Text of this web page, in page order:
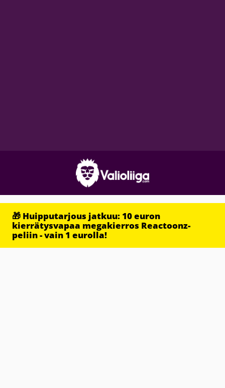
🎁 Huipputarjous jatkuu: 10 euron
kierrätysvapaa megakierros Reactoonz-
peliin - vain 1 eurolla!